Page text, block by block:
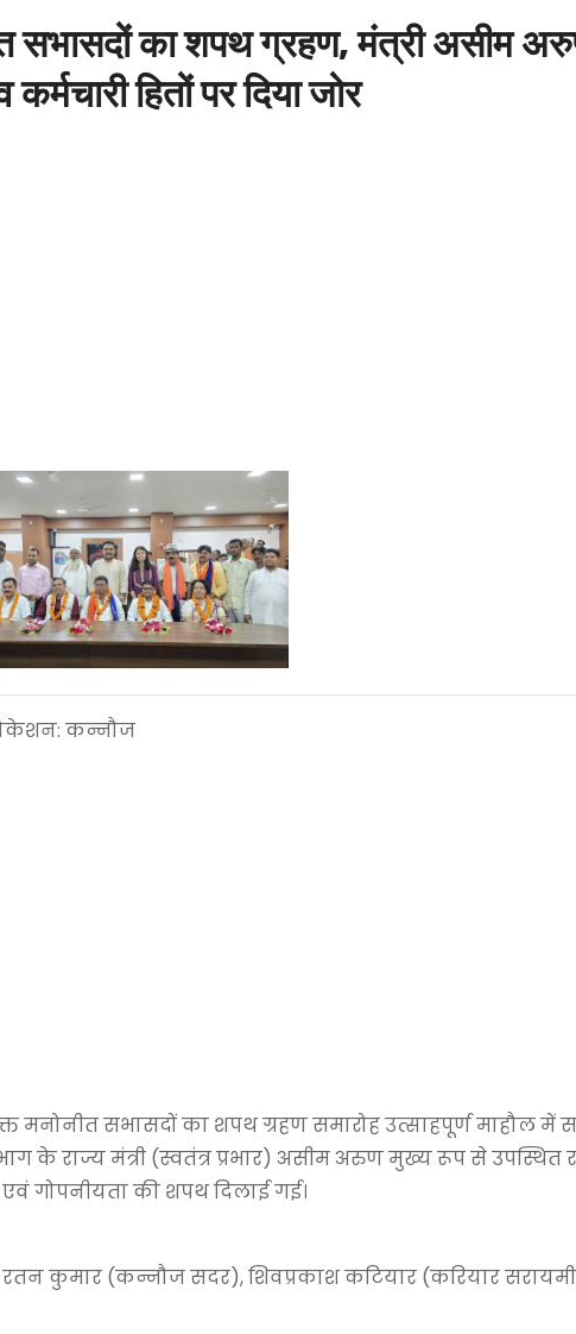
सभासदों का शपथ ग्रहण, मंत्री असीम
कर्मचारी हितों पर दिया जोर
कन्नौज
सभासदों का शपथ ग्रहण समारोह उत्साहपूर्ण माहौल में
के राज्य मंत्री (स्वतंत्र प्रभार) असीम अरुणमुख्य रूप से उपस्थित
गोपनीयता की शपथ दिलाई गई।
रतन कुमार (कन्नौज सदर), शिवप्रकाश कटियार (करियार